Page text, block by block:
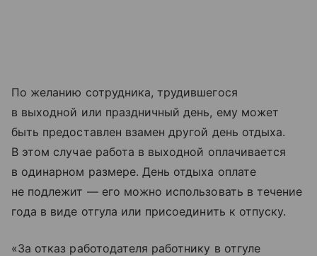
По желанию сотрудника, трудившегося
в выходной или праздничный день, ему может
быть предоставлен взамен другой день отдыха.
В этом случае работа в выходной оплачивается
в одинарном размере. День отдыха оплате
не подлежит — его можно использовать в течение
года в виде отгула или присоединить к отпуску.
«За отказ работодателя работнику в отгуле